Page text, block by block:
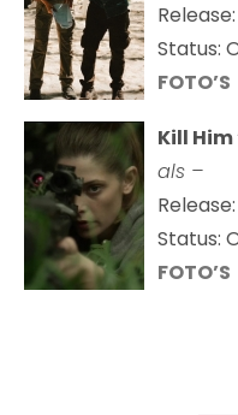
Status:
FOTO’S
Kill Him
als –
Status:
FOTO’S